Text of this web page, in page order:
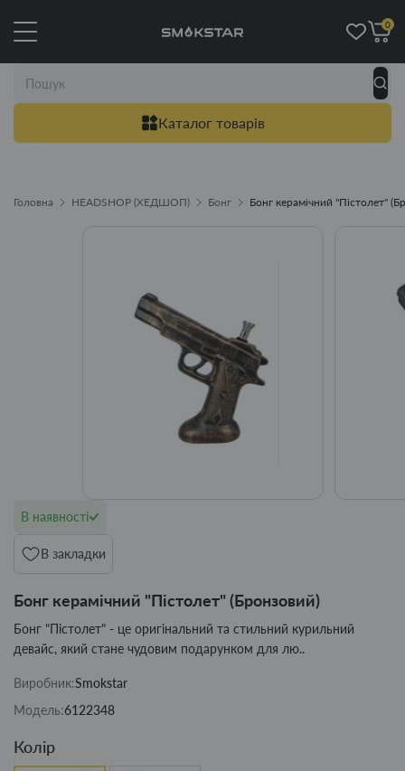
Каталог товарів
0
Головна HEADSHOP (ХЕДШОП) Бонг Бонг керамічний "Пістолет"
В наявності
В закладки
Бонг керамічний "Пістолет" (Бронзовий)
Бонг "Пістолет" - це оригінальний та стильний курильний
девайс, який стане чудовим подарунком для лю..
Виробник:Smokstar
Модель:6122348
Колір